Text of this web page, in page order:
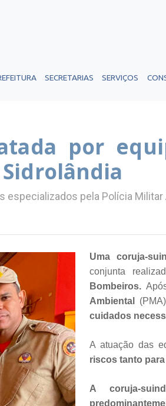
SECRETARIAS SERVIÇOS
por
especializados pela Polícia Militar
Uma coruja-
conjunta
Bombeiros.
Ambiental
cuidados
A atuação das
riscos tanto
A coruja-